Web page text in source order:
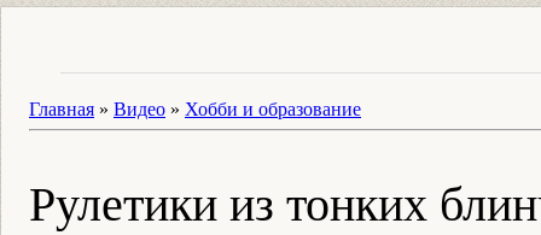
Главная » Видео » Хобби и образование
Рулетики из тонких